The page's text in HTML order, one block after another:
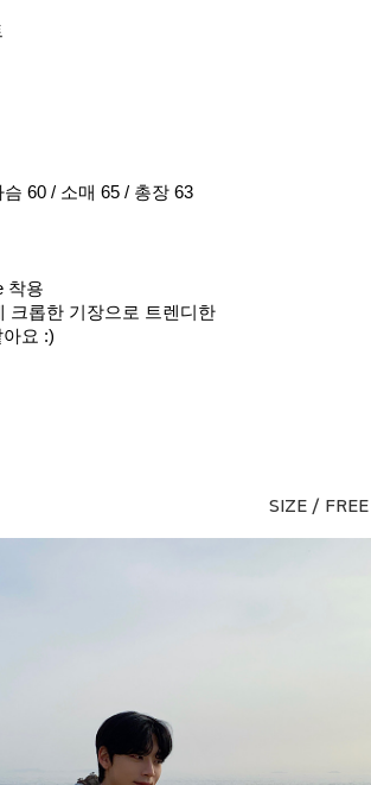
60 / 소매 65 / 총장 63
착용
크롭한 기장으로 트렌디한
요 :)
SIZE / FREE